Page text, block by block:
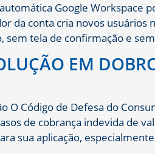
Google Workspace
da conta cria novos usuários
sem tela de confirmação e
EM
O Código de Defesa do
de cobrança indevida de
sua aplicação,